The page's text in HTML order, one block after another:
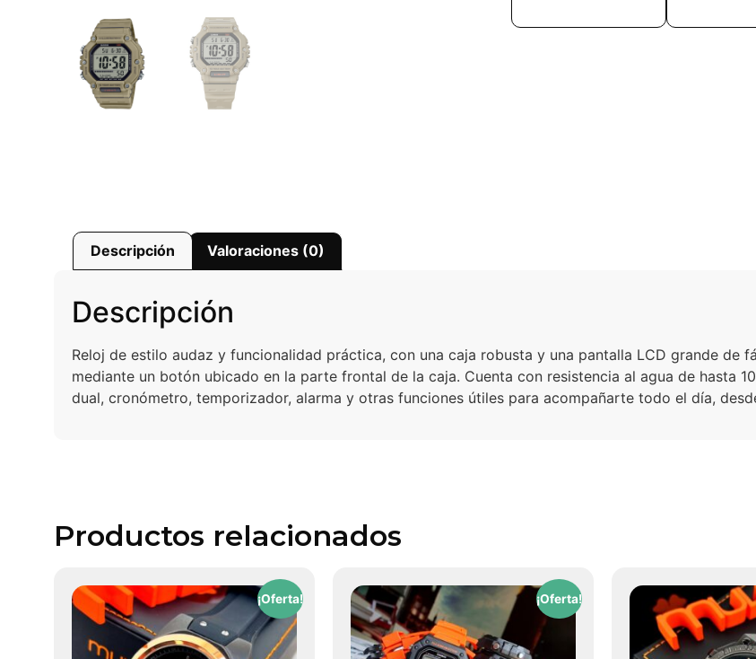
Descripción Valoraciones (0)
Descripción
Reloj de estilo audaz y funcionalidad práctica, con una caja robusta y una pantalla LCD grande de
mediante un botón ubicado en la parte frontal de la caja. Cuenta con resistencia al agua de hasta
dual, cronómetro, temporizador, alarma y otras funciones útiles para acompañarte todo el día,
Productos relacionados
¡Oferta! ¡Oferta!